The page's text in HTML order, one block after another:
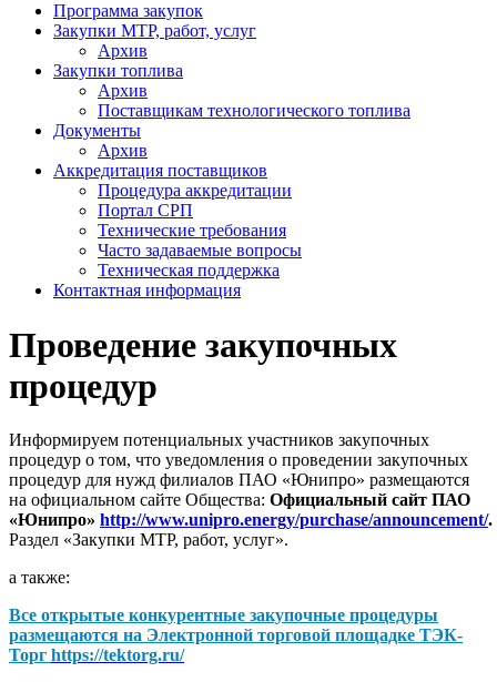
Программа закупок
Закупки МТР, работ, услуг
Архив
Закупки топлива
Архив
Поставщикам технологического топлива
Документы
Архив
Аккредитация поставщиков
Процедура аккредитации
Портал СРП
Технические требования
Часто задаваемые вопросы
Техническая поддержка
Контактная информация
Проведение закупочных
процедур
Информируем потенциальных участников закупочных
процедур о том, что уведомления о проведении закупочных
процедур для нужд филиалов ПАО «Юнипро» размещаются
на официальном сайте Общества: Официальный сайт ПАО
«Юнипро» http://www.unipro.energy/purchase/announcement/.
Раздел «Закупки МТР, работ, услуг».
а также:
Все открытые конкурентные закупочные процедуры
размещаются на Электронной торговой площадке ТЭК-
Торг https://tektorg.ru/